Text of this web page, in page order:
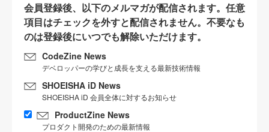
会員登録後、以下のメルマガが配信されます。任意
項目はチェックを外すと配信されません。不要なも
のは登録後にいつでも解除いただけます。
CodeZine News
デベロッパーの学びと成長を支える最新技術情報
SHOEISHA iD News
SHOEISHA iD 会員全体に対するお知らせ
ProductZine News
プロダクト開発のための最新情報